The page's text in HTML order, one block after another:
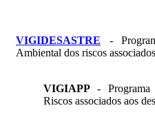
VIGIDESASTRE -
Ambiental dos riscos
VIGIAPP -
Riscos associados aos